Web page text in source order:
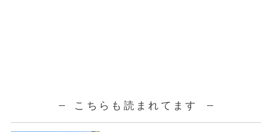
こちらも読まれてます